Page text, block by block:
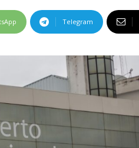
Telegram